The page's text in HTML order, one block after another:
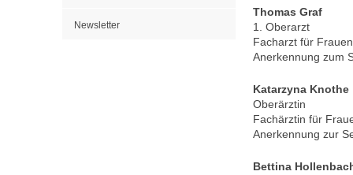
Newsletter
Thomas Graf
1. Oberarzt
Facharzt für
Anerkennung zum
Katarzyna Knothe
Oberärztin
Fachärztin für
Anerkennung zur
Bettina